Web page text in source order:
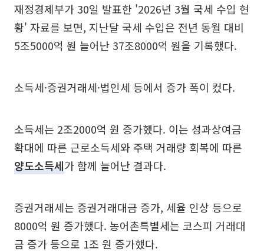
재정경제부가 30일 발표한 '2026년 3월 국세 수입 현
황' 자료를 보면, 지난달 국세 수입은 전년 동월 대비
5조5000억 원 늘어난 37조8000억 원을 기록했다.
소득세·증권거래세·법인세 등에서 증가 폭이 컸다.
소득세는 2조2000억 원 증가했다. 이는 성과상여금
확대에 따른 근로소득세와 주택 거래량 회복에 따른
양도소득세가 함께 늘어난 결과다.
증권거래세는 증권거래대금 증가, 세율 인상 등으로
8000억 원 증가했다. 농어촌특별세는 코스피 거래대
금 증가 등으로 1조 원 증가했다.